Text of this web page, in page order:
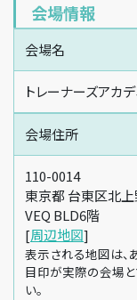
会場情報
会場名
トレーナーズアカ
会場住所
110-0014
東京都 台東区北
VEQ BLD6階
[周辺地図]
表示される地図は、
目印が実際の会場
い。